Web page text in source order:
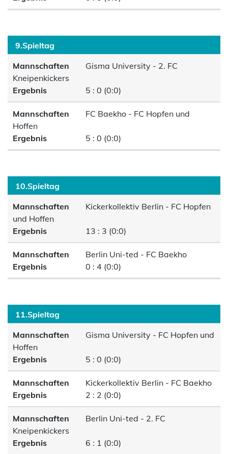
9.Spieltag
Mannschaften
Gisma University - 2. FC
Kneipenkickers
Ergebnis
5 : 0 (0:0)
Mannschaften
FC Baekho - FC Hopfen und
Hoffen
Ergebnis
5 : 0 (0:0)
10.Spieltag
Mannschaften
Kickerkollektiv Berlin - FC Hopfen
und Hoffen
Ergebnis
13 : 3 (0:0)
Mannschaften
Berlin Uni-ted - FC Baekho
Ergebnis
0 : 4 (0:0)
11.Spieltag
Mannschaften
Gisma University - FC Hopfen und
Hoffen
Ergebnis
5 : 0 (0:0)
Mannschaften
Kickerkollektiv Berlin - FC Baekho
Ergebnis
2 : 2 (0:0)
Mannschaften
Berlin Uni-ted - 2. FC
Kneipenkickers
Ergebnis
6 : 1 (0:0)